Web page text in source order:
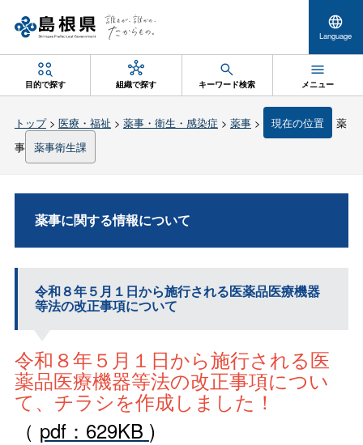
Language
目的で探す 組織で探す キーワード検索 メニュー
トップ> 医療・福祉 > 薬事・衛生・感染症 > 薬事> 現在の位置
薬
事 薬事衛生課
薬事に関する情報について
令和８年５月１日から施行される医薬品医療機器
等法の改正事項について
令和８年５月１日から施行される医
薬品医療機器等法の改正事項につい
て、チラシを作成しました！
（ pdf：629KB )